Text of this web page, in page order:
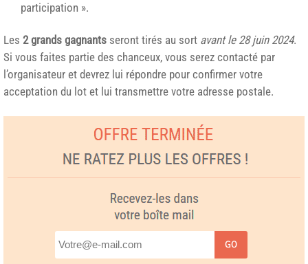
participation ».
Les 2 grands gagnants seront tirés au sort avant le 28 juin 2024.
Si vous faites partie des chanceux, vous serez contacté par
l’organisateur et devrez lui répondre pour confirmer votre
acceptation du lot et lui transmettre votre adresse postale.
GO